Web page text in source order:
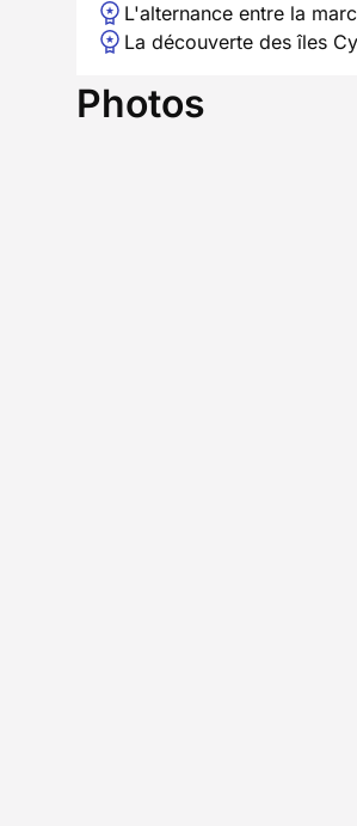
L'alternance entre la
La découverte des îles
Photos